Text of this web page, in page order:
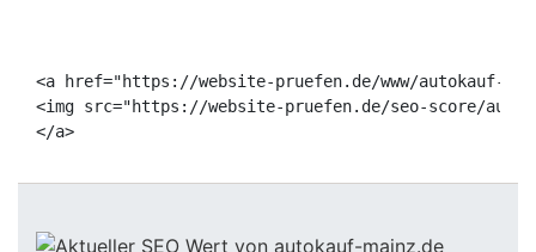
<a href="https://website-pruefen.de/www/autokauf-
<img src="https://website-pruefen.de/seo-score/